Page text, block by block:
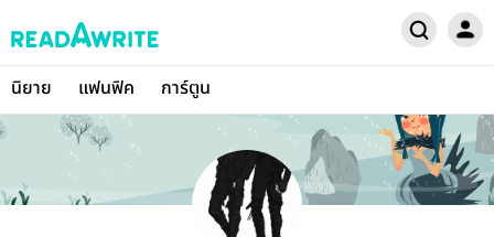
นิยาย แฟนฟิค การ์ตูน